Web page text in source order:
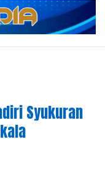
Syukuran